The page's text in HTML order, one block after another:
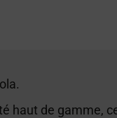
haut de gamme,